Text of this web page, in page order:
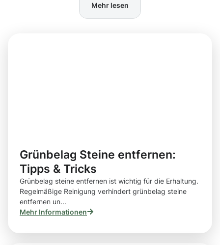
Mehr lesen
Grünbelag Steine entfernen:
Tipps & Tricks
Grünbelag steine entfernen ist wichtig für die Erhaltung.
Regelmäßige Reinigung verhindert grünbelag steine
entfernen un...
Mehr Informationen